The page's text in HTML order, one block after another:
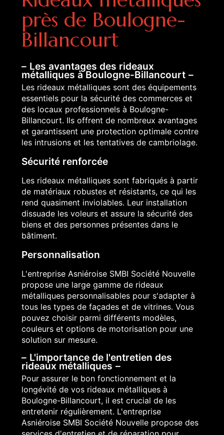
près de Boulogne-
Billancourt
Les avantages des rideaux
métalliques à Boulogne-Billancourt
Les rideaux métalliques sont des équipements
essentiels pour la sécurité des commerces et
des locaux professionnels à Boulogne-
Billancourt. Ils offrent de nombreux avantages
et garantissent une protection optimale contre
les intrusions et les tentatives de cambriolage.
Sécurité renforcée
Les rideaux métalliques sont fabriqués à partir
de matériaux robustes et résistants, ce qui les
rend quasiment inviolables. Leur installation
dissuade les voleurs et assure la sécurité des
biens et des personnes présentes dans le
bâtiment.
Personnalisation
L'entreprise Asniéroise SMBI Société Nouvelle
propose une large gamme de rideaux
métalliques personnalisables pour s'adapter à
tous les types de façades et de vitrines. Vous
pouvez choisir parmi différents modèles,
couleurs et options de motorisation pour une
solution sur mesure.
L'importance de l'entretien des
rideaux métalliques
Pour assurer le bon fonctionnement et la
longévité de vos rideaux métalliques à
Boulogne-Billancourt, il est crucial de les
entretenir régulièrement. L'entreprise
Asniéroise SMBI Société Nouvelle propose des